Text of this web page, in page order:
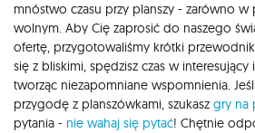
mnóstwo czasu przy planszy - zarówno w
wolnym. Aby Cię zaprosić do naszego
ofertę, przygotowaliśmy krótki
się z bliskimi, spędzisz czas w
tworząc niezapomniane wspomnienia.
przygodę z planszówkami, szukasz gry na
pytania - nie wahaj się pytać! Chętnie